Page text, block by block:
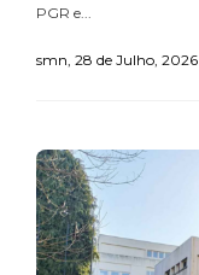
PGR e...
smn, 28 de Julho, 2026